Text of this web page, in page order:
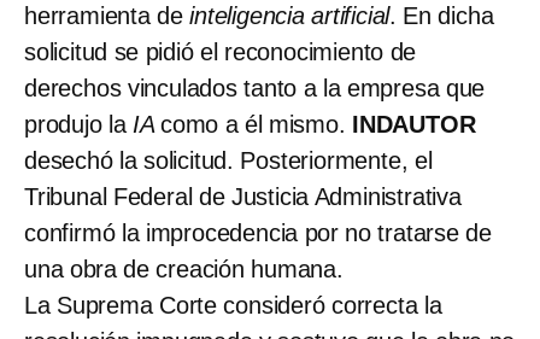
herramienta deinteligencia artificial. En dicha
solicitud se pidió el reconocimiento de
derechos vinculados tanto a la empresa que
produjo la IAcomo a él mismo. INDAUTOR
desechó la solicitud. Posteriormente, el
Tribunal Federal de Justicia Administrativa
confirmó la improcedencia por no tratarse de
una obra de creación humana.
La Suprema Corte consideró correcta la